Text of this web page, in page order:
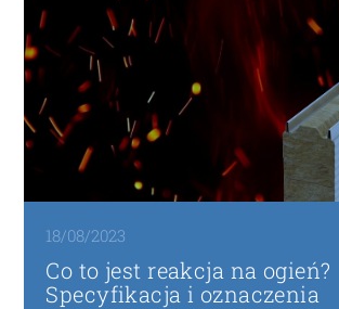
18/08/2023
Co to jest reakcja na ogień?
Specyfikacja i oznaczenia